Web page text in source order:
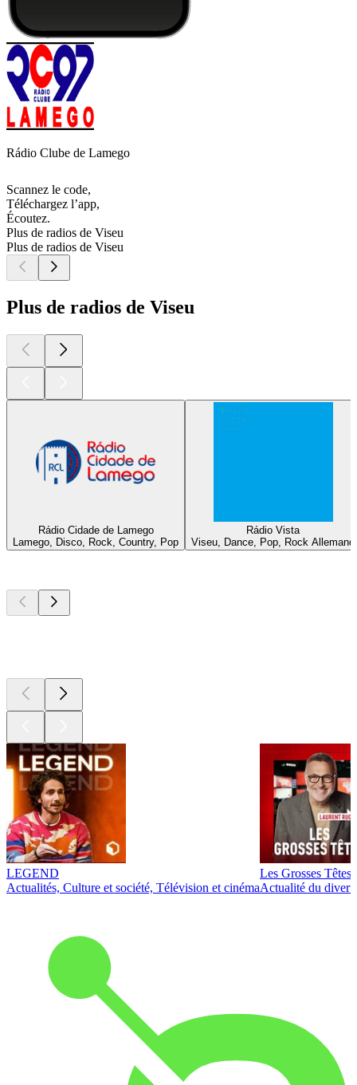
Rádio Clube de Lamego
Scannez le code,
Téléchargez l’app,
Écoutez.
Plus de radios de Viseu
Plus de radios de Viseu
Plus de radios de Viseu
Rádio Cidade de Lamego
Lamego, Disco, Rock, Country, Pop
Rádio Vista
Viseu, Dance, Pop, Rock Allemand
LEGEND
Actualités, Culture et société, Télévision et cinéma
Les Grosses Têtes
Actualité du